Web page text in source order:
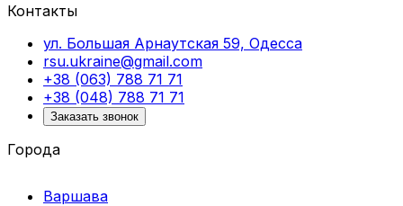
Контакты
ул. Большая Арнаутская 59, Одесса
rsu.ukraine@gmail.com
+38 (063) 788 71 71
+38 (048) 788 71 71
Заказать звонок
Города
Варшава